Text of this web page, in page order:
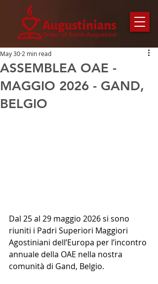
ASSEMBLEA OAE -
MAGGIO 2026 - GAND,
BELGIO
May 30 2 min read
Dal 25 al 29 maggio 2026 si sono
riuniti i Padri Superiori Maggiori
Agostiniani dell’Europa per l’incontro
annuale della OAE nella nostra
comunità di Gand, Belgio.